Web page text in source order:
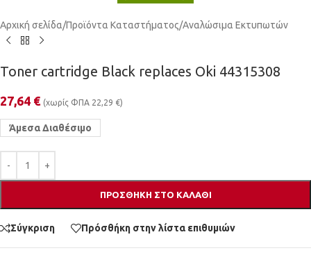
Αρχική σελίδα/Προϊόντα Καταστήματος/Αναλώσιμα Εκτυπωτών
Toner cartridge Black replaces Oki 44315308
27,64 € (χωρίς ΦΠΑ 22,29 €)
Άμεσα Διαθέσιμο
ΠΡΟΣΘΉΚΗ ΣΤΟ ΚΑΛΆΘΙ
Σύγκριση Πρόσθήκη στην λίστα επιθυμιών